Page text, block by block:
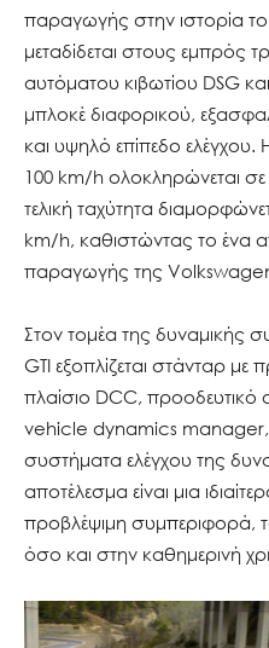
παραγωγής στην ιστορία
μεταδίδεται στους εμπρός
αυτόματου κιβωτίου DSG
μπλοκέ διαφορικού,
και υψηλό επίπεδο
100 km/h ολοκληρώνεται
τελική ταχύτητα
km/h, καθιστώντας το ένα
παραγωγής της
Στον τομέα της δυναμικής
GTI εξοπλίζεται στάνταρ
πλαίσιο DCC, προοδευτικό
vehicle dynamics manager,
συστήματα ελέγχου της
αποτέλεσμα είναι μια
προβλέψιμη συμπεριφορά,
όσο και στην καθημερινή